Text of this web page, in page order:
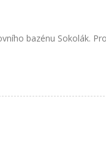
bazénu Sokolák.